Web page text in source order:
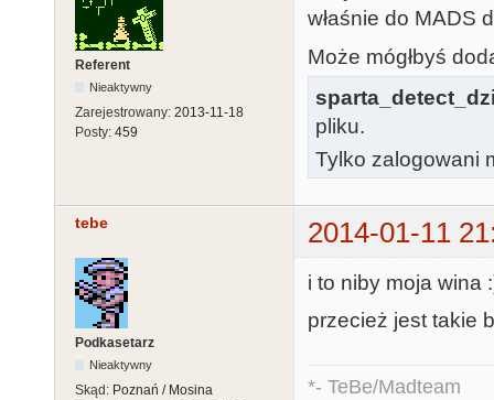
Referent
Nieaktywny
Zarejestrowany: 2013-11-18
Posty: 459
właśnie do MADS
Może mógłbyś
pliku.
Tylko zalogowani
tebe 2014-01-11
Podkasetarz
Nieaktywny
Skąd: Poznań / Mosina
i to niby moja wina
przecież jest takie
*- TeBe/Madteam